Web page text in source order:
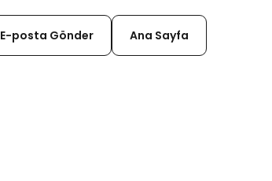
E-posta Gönder Ana Sayfa